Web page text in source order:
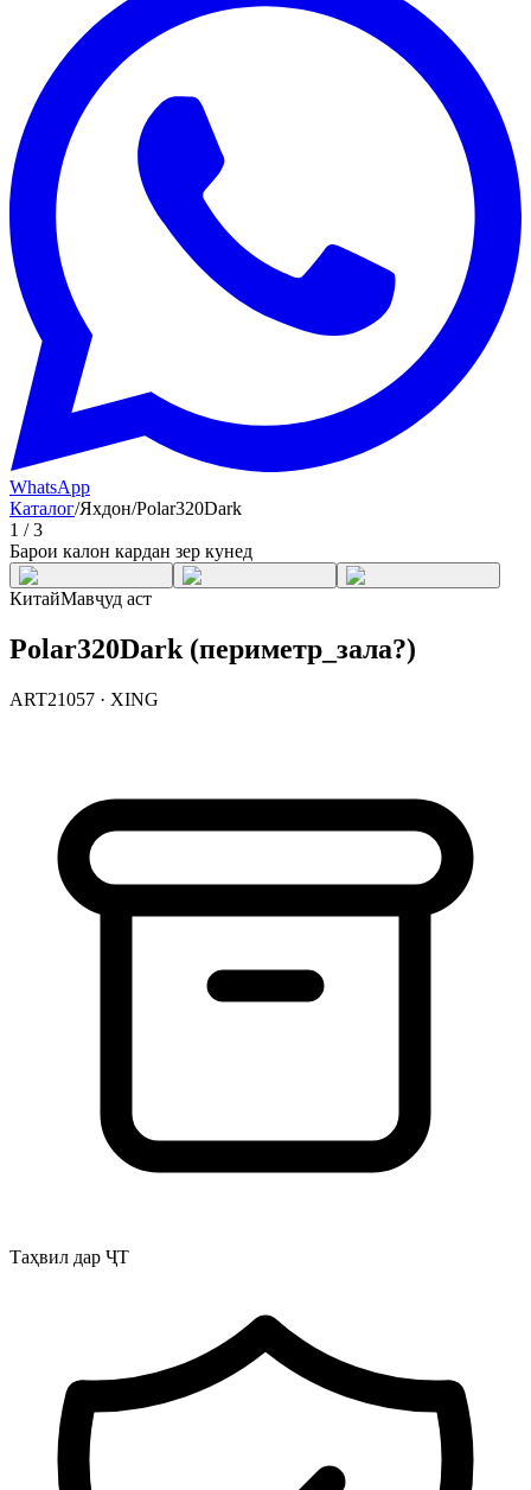
WhatsApp
Каталог/Яхдон/Polar320Dark
1 /3
Барои калон кардан зер кунед
КитайМавҷуд аст
Polar320Dark (периметр_зала?)
ART21057 · XING
Таҳвил дар ҶТ